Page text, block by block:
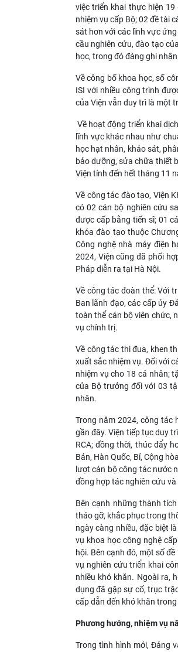
việc triển khai thực hiện
nhiệm vụ cấp Bộ; 02 đề tài
sát hơn với các lĩnh vực
cầu nghiên cứu, đào tạo
học, trong đó đáng ghi
Về công bố khoa học, số
ISI với nhiều công trình
của Viện vẫn duy trì là một
Về hoạt động triển khai
lĩnh vực khác nhau như
học hạt nhân, khảo sát,
bảo dưỡng, sửa chữa thiết
Viện tính đến hết tháng 11
Về công tác đào tạo, Viện
có 02 cán bộ nghiên cứu
được cấp bằng tiến sĩ; 01
khóa đào tạo thuộc
Công nghệ nhà máy điện
2024, Viện cũng đã phối
Pháp diễn ra tại Hà Nội.
Về công tác đoàn thể: Với
Ban lãnh đạo, các cấp ủy
toàn thể cán bộ viên chức,
vụ chính trị.
Về công tác thi đua, khen
xuất sắc nhiệm vụ. Đối với
nhiệm vụ cho 18 cá nhân;
của Bộ trưởng đối với 03
nhân.
Trong năm 2024, công tác
gần đây. Viện tiếp tục duy
RCA; đồng thời, thúc đẩy
Bản, Hàn Quốc, Bỉ, Cộng
lượt cán bộ công tác nước
đồng hợp tác nghiên cứu
Bên cạnh những thành
tháo gỡ, khắc phục trong
ngày càng nhiều, đặc biệt
vụ khoa học công nghệ
hội. Bên cạnh đó, một số
vụ nghiên cứu triển khai
nhiều khó khăn. Ngoài ra,
dụng đã gặp sự cố, trục
cấp dẫn đến khó khăn
Phương hướng, nhiệm vụ
Trong tình hình mới, Đảng